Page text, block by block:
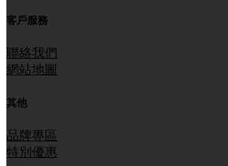
客戶服務
聯絡我們
網站地圖
其他
品牌專區
特別優惠